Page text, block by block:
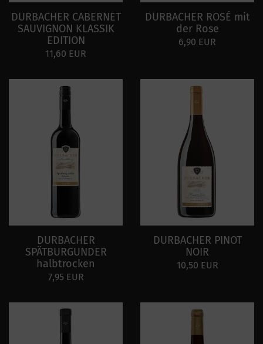
DURBACHER CABERNET
SAUVIGNON KLASSIK
EDITION
11,60 EUR
DURBACHER ROSÉ mit
der Rose
6,90 EUR
DURBACHER
SPÄTBURGUNDER
halbtrocken
7,95 EUR
DURBACHER PINOT
NOIR
10,50 EUR